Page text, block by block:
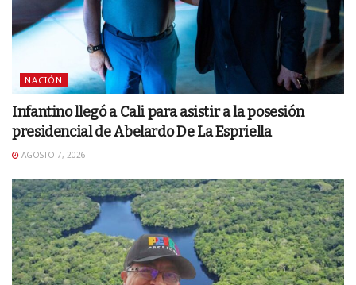
NACIÓN
Infantino llegó a Cali para asistir a la posesión
presidencial de Abelardo De La Espriella
AGOSTO 7, 2026